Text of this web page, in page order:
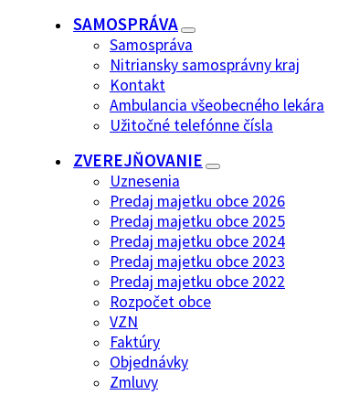
SAMOSPRÁVA
Samospráva
Nitriansky samosprávny kraj
Kontakt
Ambulancia všeobecného lekára
Užitočné telefónne čísla
ZVEREJŇOVANIE
Uznesenia
Predaj majetku obce 2026
Predaj majetku obce 2025
Predaj majetku obce 2024
Predaj majetku obce 2023
Predaj majetku obce 2022
Rozpočet obce
VZN
Faktúry
Objednávky
Zmluvy